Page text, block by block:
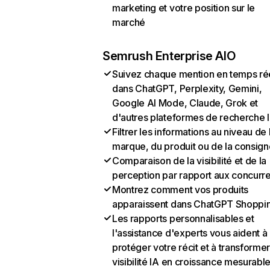
marketing et votre position sur le
marché
Semrush Enterprise AIO
Suivez chaque mention en temps
dans ChatGPT, Perplexity, Gemini,
Google AI Mode, Claude, Grok et
d'autres plateformes de recherche
Filtrer les informations au niveau de
marque, du produit ou de la
Comparaison de la visibilité et de la
perception par rapport aux
Montrez comment vos produits
apparaissent dans ChatGPT
Les rapports personnalisables et
l'assistance d'experts vous aident à
protéger votre récit et à
visibilité IA en croissance